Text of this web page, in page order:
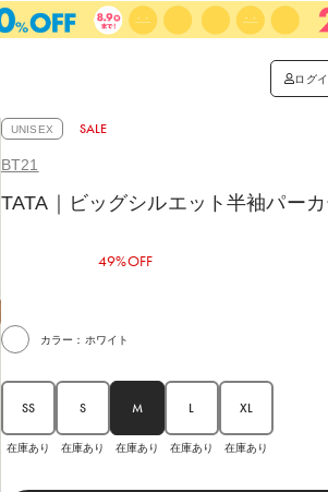
ログ
UNISEX SALE
BT21
TATA｜ビッグシルエット半袖パー
49%OFF
カラー：ホワイト
SS
在庫あり
S
在庫あり
M
在庫あり
L
在庫あり
XL
在庫あり